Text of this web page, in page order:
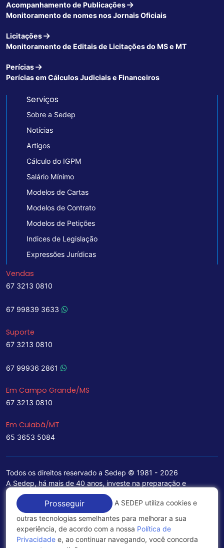
Acompanhamento de Publicações
Monitoramento de nomes nos Jornais Oficiais
Licitações
Monitoramento de Editais de Licitações do MS e MT
Perícias
Perícias em Cálculos Judiciais e Financeiros
Serviços
Sobre a Sedep
Notícias
Artigos
Cálculo do IGPM
Salário Mínimo
Modelos de Cartas
Modelos de Contrato
Modelos de Petições
Indices de Legislação
Expressões Jurídicas
Vendas
67 3213 0810
67 99839 3633
Suporte
67 3213 0810
67 99936 2861
Em Campo Grande/MS
67 3213 0810
Em Cuiabá/MT
65 3653 5084
Todos os direitos reservado a Sedep © 1981 - 2026
A Sedep, há mais de 40 anos, investe na preparação e
treinamento de funcionários e na aquisição de tecnologia de
ponta para a ampliação de seu portfólio de serviços voltados
para a área jurídica, que contemplam informações seguras e
excelentes soluções empresariais.
Política de Privacidade
Prosseguir
A SEDEP utiliza cookies e
outras tecnologias semelhantes para melhorar a sua
experiência, de acordo com a nossa Política de
Privacidade e, ao continuar navegando, você concorda